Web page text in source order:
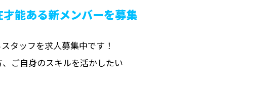
能ある新メンバーを募集
タッフを求人募集中です！
ご自身のスキルを活かしたい